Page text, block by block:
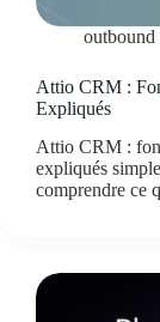
outbound
Attio CRM :
Expliqués
Attio CRM :
expliqués
comprendre ce